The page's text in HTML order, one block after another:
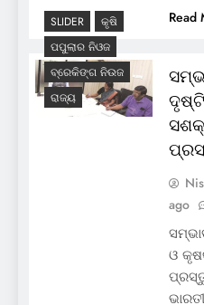
Read
SLIDER
କୃଷି
ପପୁଲାର ନିଓଜ
ବ୍ରେକିଙ୍ଗ ନିଉଜ
ରାଜ୍ୟ
ago
ଓ